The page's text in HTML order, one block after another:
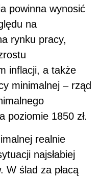
powinna wynosić
na
rynku pracy,
inflacji, a także
minimalnej – rząd
poziomie 1850 zł.
realnie
najsłabiej
W ślad za płacą